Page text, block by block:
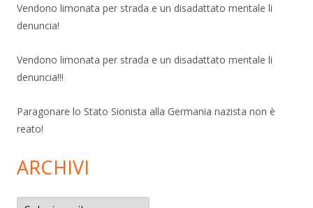
Vendono limonata per strada e un disadattato mentale li
denuncia!
Vendono limonata per strada e un disadattato mentale li
denuncia!!!
Paragonare lo Stato Sionista alla Germania nazista non è
reato!
ARCHIVI